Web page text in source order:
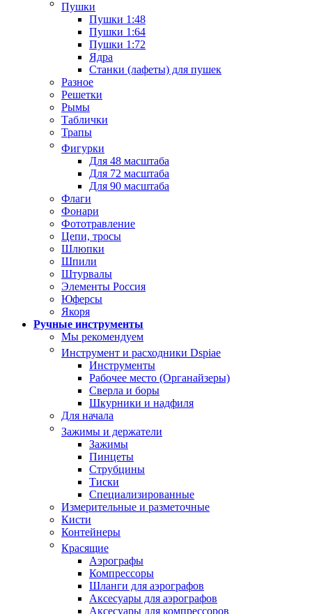
Пушки
Пушки 1:48
Пушки 1:64
Пушки 1:72
Ядра
Станки (лафеты) для пушек
Разное
Решетки
Рымы
Таблички
Трапы
Фигурки
Для 48 масштаба
Для 72 масштаба
Для 90 масштаба
Флаги
Фонари
Фототравление
Цепи, тросы
Шлюпки
Шпили
Штурвалы
Элементы Россия
Юферсы
Якоря
Ручные инструменты
Мы рекомендуем
Инструмент и расходники Dspiae
Инструменты
Рабочее место (Органайзеры)
Сверла и боры
Шкурники и надфиля
Для начала
Зажимы и держатели
Зажимы
Пинцеты
Струбцины
Тиски
Специализированные
Измерительные и разметочные
Кисти
Контейнеры
Красящие
Аэрографы
Компрессоры
Шланги для аэрографов
Аксесуары для аэрографов
Аксесуары для компрессоров